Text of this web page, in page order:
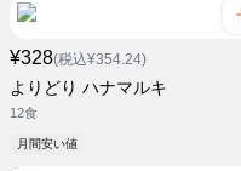
¥328(税込¥354.24)
よりどり ハナマルキ
12食
月間安い値